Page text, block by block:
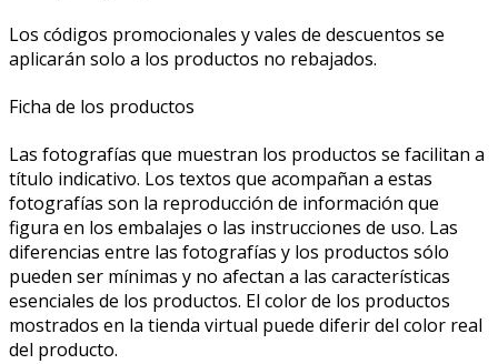
Los códigos promocionales y vales de descuentos se
aplicarán solo a los productos no rebajados.
Ficha de los productos
Las fotografías que muestran los productos se facilitan a
título indicativo. Los textos que acompañan a estas
fotografías son la reproducción de información que
figura en los embalajes o las instrucciones de uso. Las
diferencias entre las fotografías y los productos sólo
pueden ser mínimas y no afectan a las características
esenciales de los productos. El color de los productos
mostrados en la tienda virtual puede diferir del color real
del producto.